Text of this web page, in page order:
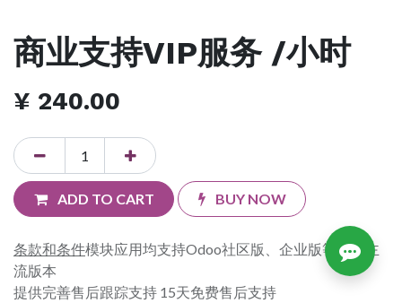
商业支持VIP服务 /小时
¥ 240.00
ADD TO CART BUY NOW
条款和条件模块应用均支持Odoo社区版、企业版等各个主
流版本
提供完善售后跟踪支持 15天免费售后支持